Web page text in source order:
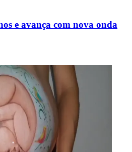
e avança com nova onda